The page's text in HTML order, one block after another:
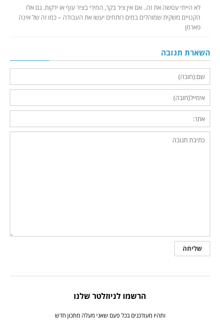
לא הייתי עטשה את זה.. אם אין ציר בקר, המירי בציר עוף או ירקות. גם אלו
הקנויים משקית שמוהלים במים רותחים יעשו את העבודה – כמו זה של אינה
פארמן
השארת תגובה
הרשמו לניוזלטר שלנו
ותהיו מעודכנים בכל פעם שאני מעלה מתכון חדש